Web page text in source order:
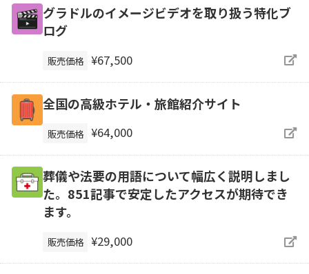
グラドルのイメージビデオを取り扱う特化ブ
ログ
販売価格 ¥67,500
全国の高級ホテル・旅館紹介サイト
販売価格 ¥64,000
葬儀や法要の用語について幅広く説明しまし
た。851記事で安定したアクセスが期待でき
ます。
販売価格 ¥29,000